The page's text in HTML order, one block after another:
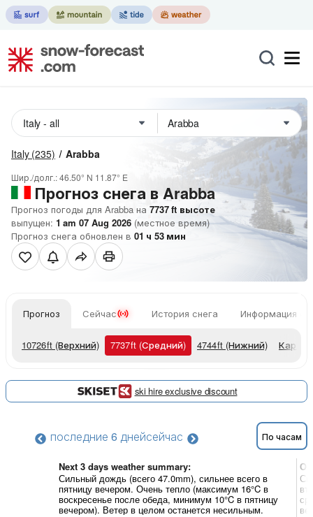
Italy (235) Arabba
Шир./долг.:46.50° N 11.87° E
Прогноз снега в Arabba
Прогноз погоды для Arabba на 7737ft высоте
выпущен: 1 am 07 Aug 2026 (местное время)
Прогноз снега обновлен в 01 ч 53 мин
Прогноз Сейчас История снега Информация о
10726ft (Верхний) 7737ft (Средний) 4744ft (Нижний) Карты
ski hire exclusive discount
последние 6 днейсейчас По часам
Next 3 days weather summary:
Сильный дождь (всего 47.0mm), сильнее всего в
пятницу вечером. Очень тепло (максимум 16°C в
воскресенье после обеда, минимум 10°C в пятницу
вечером). Ветер в целом останется несильным.